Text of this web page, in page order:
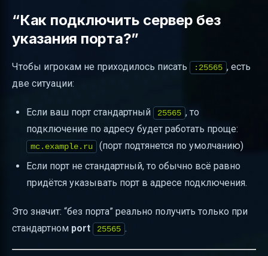
“Как подключить сервер без
указания порта?”
Чтобы игрокам не приходилось писать :25565 , есть
две ситуации:
Если ваш порт стандартный 25565 , то
подключение по адресу будет работать проще:
mc.example.ru
(порт подтянется по умолчанию)
Если порт не стандартный, то обычно всё равно
придётся указывать порт в адресе подключения.
Это значит: “без порта” реально получить только при
стандартном port 25565 .